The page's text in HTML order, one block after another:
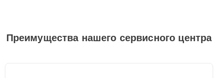
Преимущества нашего сервисного центра